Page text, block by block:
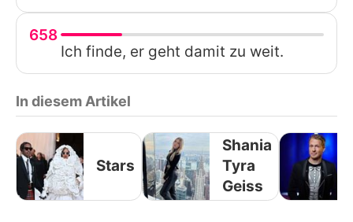
658
Ich finde, er geht damit zu weit.
In diesem Artikel
Stars
Shania
Tyra
Geiss